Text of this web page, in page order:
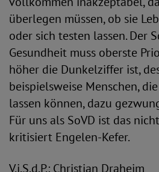
überlegen müssen, ob sie
oder sich testen lassen. Der
Gesundheit muss oberste
höher die Dunkelziffer ist,
beispielsweise Menschen,
lassen können, dazu
Für uns als SoVD ist das
kritisiert Engelen-Kefer.
V.i.S.d.P.: Christian Draheim